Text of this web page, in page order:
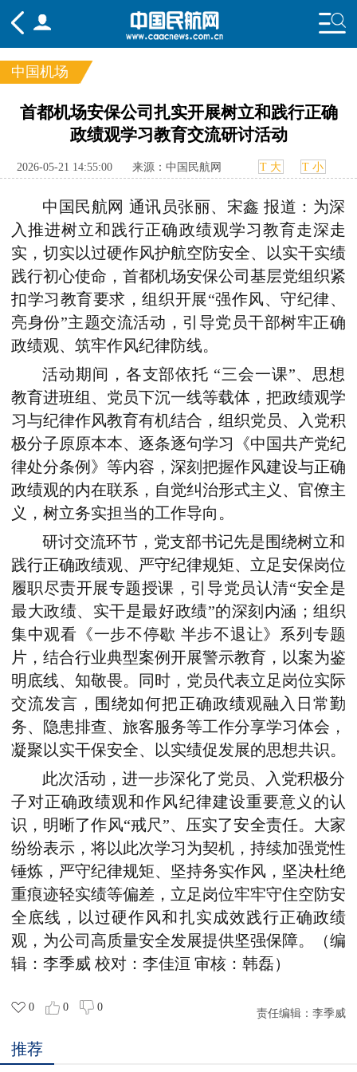
频道
要闻 国内 国际
航图 智库 专题 舆情
中国机场
首都机场安保公司扎实开展树立和践行正确
政绩观学习教育交流研讨活动
2026-05-21 14:55:00 来源：中国民航网 T 大 T 小
中国民航网 通讯员张丽、宋鑫 报道：为深
入推进树立和践行正确政绩观学习教育走深走
实，切实以过硬作风护航空防安全、以实干实绩
践行初心使命，首都机场安保公司基层党组织紧
扣学习教育要求，组织开展“强作风、守纪律、
亮身份”主题交流活动，引导党员干部树牢正确
政绩观、筑牢作风纪律防线。
活动期间，各支部依托 “三会一课”、思想
教育进班组、党员下沉一线等载体，把政绩观学
习与纪律作风教育有机结合，组织党员、入党积
极分子原原本本、逐条逐句学习《中国共产党纪
律处分条例》等内容，深刻把握作风建设与正确
政绩观的内在联系，自觉纠治形式主义、官僚主
义，树立务实担当的工作导向。
研讨交流环节 ，党支部书记先是围绕树立和
践行正确政绩观、严守纪律规矩、立足安保岗位
履职尽责开展专题授课，引导党员认清“安全是
最大政绩、实干是最好政绩”的深刻内涵；组织
集中观看《一步不停歇 半步不退让》 系列专题
片，结合行业典型案例开展警示教育，以案为鉴
明底线、知敬畏。同时，党员代表立足岗位实际
交流发言，围绕如何把正确政绩观融入日常勤
务、隐患排查、旅客服务等工作分享学习体会，
凝聚以实干保安全、以实绩促发展的思想共识。
此次活动，进一步深化了党员、入党积极分
子对正确政绩观和作风纪律建设重要意义的认
识，明晰了作风“戒尺”、压实了安全责任。大家
纷纷表示，将以此次学习为契机，持续加强党性
锤炼，严守纪律规矩、坚持务实作风，坚决杜绝
重痕迹轻实绩等偏差，立足岗位牢牢守住空防安
全底线，以过硬作风和扎实成效践行正确政绩
观，为公司高质量安全发展提供坚强保障。
（编
辑：李季威 校对：李佳洹 审核：韩磊）
0 0 0
责任编辑： 李季威
推荐